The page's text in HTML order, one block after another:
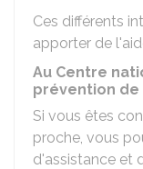
Ces différents
apporter de
Au Centre
prévention de
Si vous êtes
proche, vous
d'assistance et